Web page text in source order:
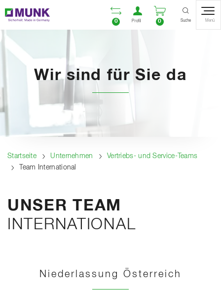
Inhalt
Inhaltsverzeichnis
Navigation Vergleichsliste öffnen
0
Benutzerkonto
Profil
Warenkorb
0 Suche Menü
Wir sind für Sie da
Startseite Unternehmen
Vertriebs- und Service-Teams
Team International
UNSER TEAM
INTERNATIONAL
Niederlassung Österreich